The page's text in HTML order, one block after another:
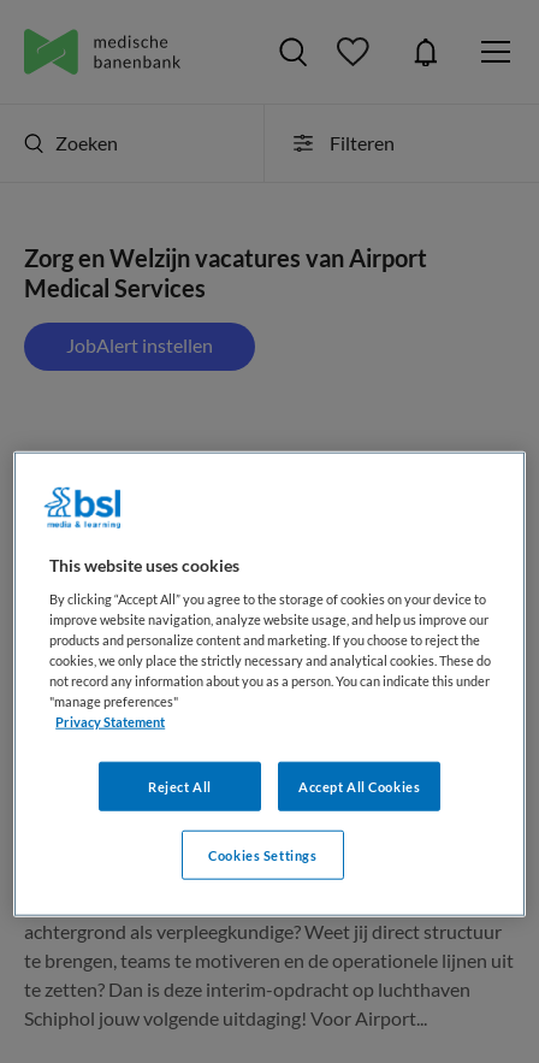
Zoeken Filteren
Zorg en Welzijn vacatures van Airport
Medical Services
JobAlert instellen
Interim Teamleider Eerste Hulp (32
uur) Schiphol Centrum (Tijdelijk -
ZZP)
Airport Medical Services Schiphol
HBO
Parttime
achtergrond als verpleegkundige? Weet jij direct structuur
te brengen, teams te motiveren en de operationele lijnen uit
te zetten? Dan is deze interim-opdracht op luchthaven
Schiphol jouw volgende uitdaging! Voor Airport...
This website uses cookies
By clicking “Accept All” you agree to the storage of cookies on your device to
improve website navigation, analyze website usage, and help us improve our
products and personalize content and marketing. If you choose to reject the
cookies, we only place the strictly necessary and analytical cookies. These do
not record any information about you as a person. You can indicate this under
"manage preferences"
Privacy Statement
Reject All Accept All Cookies
Cookies Settings